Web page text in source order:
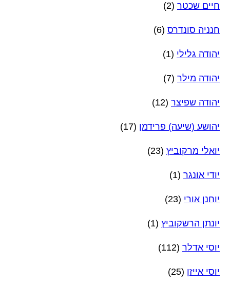
חיים שכטר (2)
חנניה סונדרס (6)
יהודה גלילי (1)
יהודה מילר (7)
יהודה שפיצר (12)
יהושע (שיעה) פרידמן (17)
יואלי מרקוביץ (23)
יודי אונגר (1)
יוחנן אורי (23)
יונתן הרשקוביץ (1)
יוסי אדלר (112)
יוסי אייזן (25)